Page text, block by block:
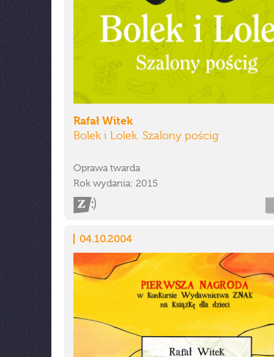
Rafał Witek
Bolek i Lolek. Szalony pościg
Oprawa twarda
Rok wydania: 2015
04.10.2004